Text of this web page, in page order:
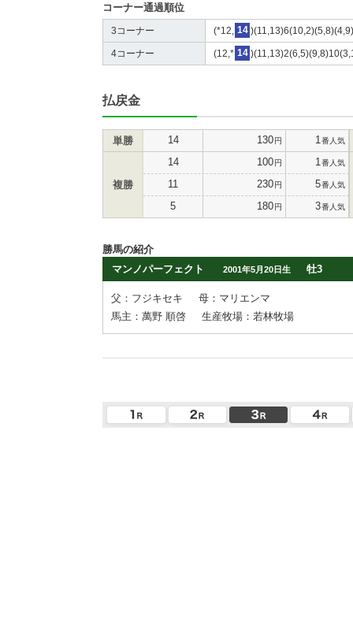
コーナー通過順位
3コーナー (*12, 14
4コーナー (12,* 14
払戻金
単勝 14 130円 1 番人気
複勝
14 100円 1 番人気
11 230円 5番人気
5 180円 3番人気
勝馬の紹介
マンノパーフェクト
2001年5月20日生 牡3
父：フジキセキ
母：マリエンマ
馬主：萬野 順啓
生産牧場：若林牧場